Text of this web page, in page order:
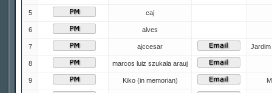
5 caj
6 alves
7 ajccesar
8 marcos luiz szukala arauj
9 Kiko (in memorian)